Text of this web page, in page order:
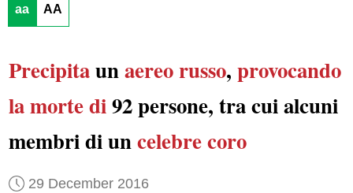
aa AA
Precipitaunaereo russo, provocando
la morte di92 persone, tra cui alcuni
membri di uncelebre coro
29 December 2016